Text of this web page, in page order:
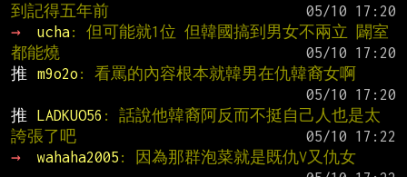
到記得五年前
→
ucha: 但可能就1位 但韓國搞到男女不兩立 闢室
都能燒
推
m9o2o : 看罵的內容根本就韓男在仇韓裔女啊
推
LADKUO56 : 話說他韓裔阿反而不挺自己人也是太
誇張了吧
→
wahaha2005 : 因為那群泡菜就是既仇V又仇女